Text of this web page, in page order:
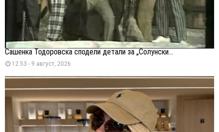
Сашенка Тодоровска сподели детали за „Солунски...
12:53 - 9 август, 2026